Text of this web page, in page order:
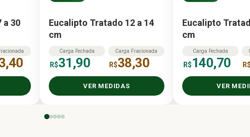
a 30
Eucalipto Tratado 12 a 14
cm
Carga Fechada
R$31,90
Carga Fracionada
R$38,30
VER MEDIDAS
Eucalipto
cm
Carga Fechada
R$140,70 R$
VER